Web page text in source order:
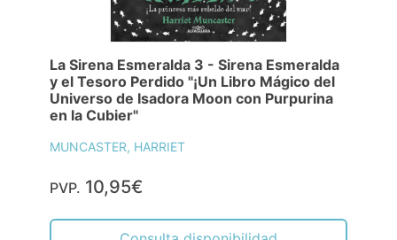
La Sirena Esmeralda 3 - Sirena Esmeralda
y el Tesoro Perdido "¡Un Libro Mágico del
Universo de Isadora Moon con Purpurina
en la Cubier"
MUNCASTER, HARRIET
PVP. 10,95€